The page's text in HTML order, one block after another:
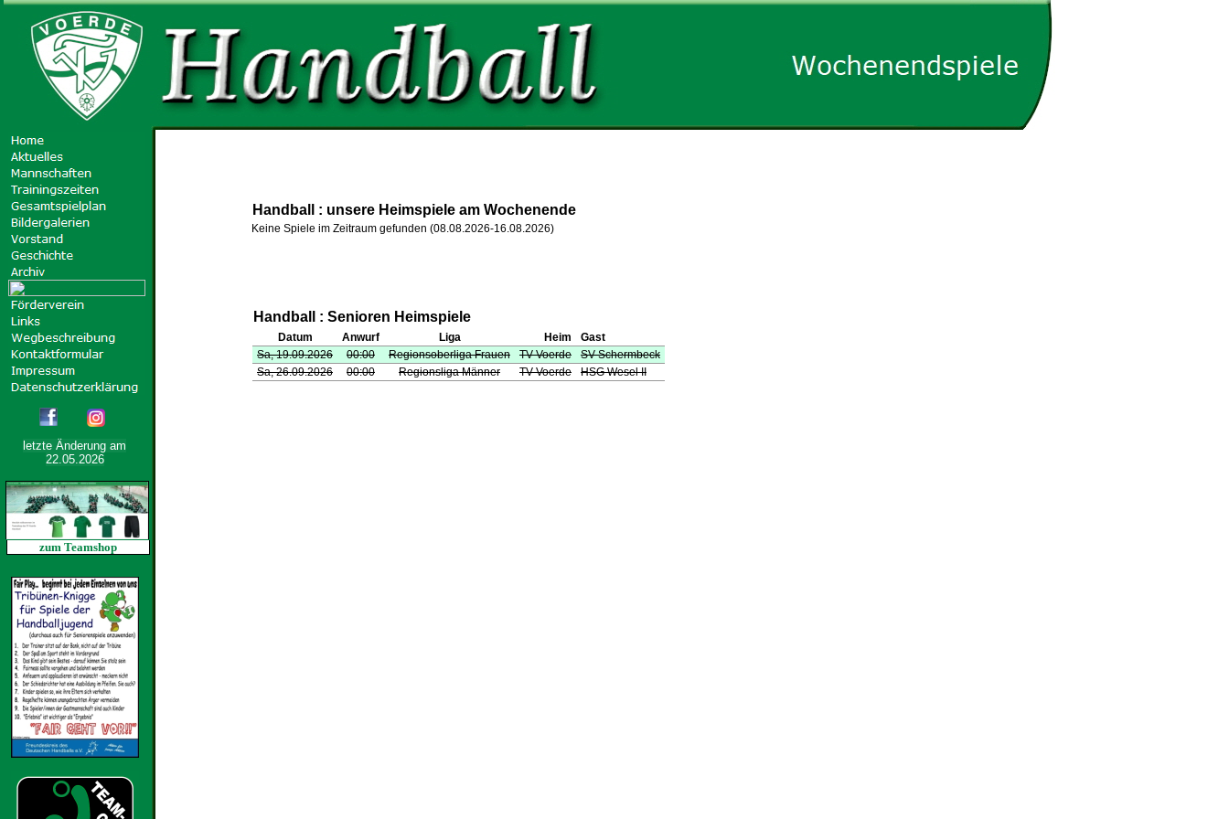
letzte Änderung am
22.05.2026
zum Teamshop
Handball : unsere Heimspiele am Wochenende
Keine Spiele im Zeitraum gefunden (08.08.2026-16.08.2026)
Handball : Senioren Heimspiele
Datum Anwurf Liga Heim
Gast
Sa, 19.09.2026
00:00 Regionsoberliga Frauen TV Voerde
SV Schermbeck
Sa, 26.09.2026
00:00 Regionsliga Männer TV Voerde HSG Wesel II